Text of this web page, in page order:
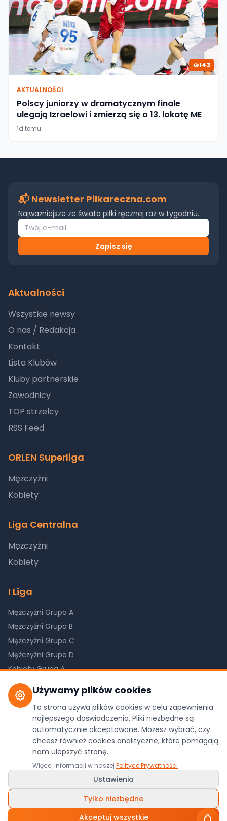
143
AKTUALNOŚCI
Polscy juniorzy w dramatycznym finale
ulegają Izraelowi i zmierzą się o 13. lokatę ME
1d temu
Używamy plików cookies
Ta strona używa plików cookies w celu zapewnienia
najlepszego doświadczenia. Pliki niezbędne są
automatycznie akceptowane. Możesz wybrać, czy
chcesz również cookies analityczne, które pomagają
nam ulepszyć stronę.
Więcej informacji w naszej Polityce Prywatności
Ustawienia
Tylko niezbędne
Akceptuj wszystkie
📬 Newsletter Pilkareczna.com
Najważniejsze ze świata piłki ręcznej raz w tygodniu.
Zapisz się
Aktualności
Wszystkie newsy
O nas / Redakcja
Kontakt
Lista Klubów
Kluby partnerskie
Zawodnicy
TOP strzelcy
RSS Feed
ORLEN Superliga
Mężczyźni
Kobiety
Liga Centralna
Mężczyźni
Kobiety
I Liga
Mężczyźni Grupa A
Mężczyźni Grupa B
Mężczyźni Grupa C
Mężczyźni Grupa D
Kobiety Grupa A
Kobiety Grupa B
Kobiety Grupa C
©2026 Pilkareczna.com. Wszystkie prawa
zastrzeżone.
Dane z oficjalnego API ZPRP
Polityka Prywatności•Ustawienia Cookies
WDesign&Codexo/